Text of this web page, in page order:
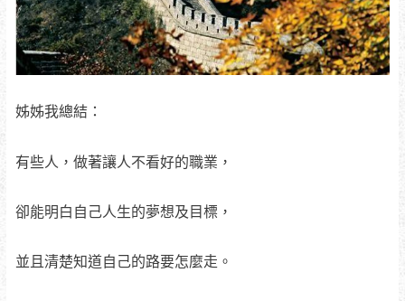
姊姊我總結：
有些人，做著讓人不看好的職業，
卻能明白自己人生的夢想及目標，
並且清楚知道自己的路要怎麼走。